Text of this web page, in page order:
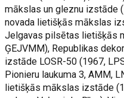
mākslas un gleznu izstāde
novada lietišķās mākslas
Jelgavas pilsētas lietišķās
ĢEJVMM), Republikas
izstāde LOSR-50 (1967,
Pionieru laukuma 3, AMM,
lietišķās mākslas izstāde